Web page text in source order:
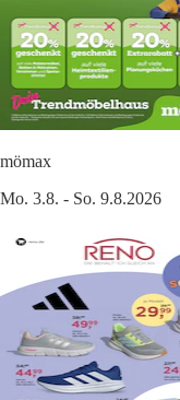
mömax
Mo. 3.8. - So. 9.8.2026